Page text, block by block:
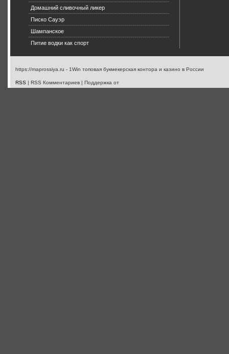
Домашний сливочный ликер
Писко Сауэр
Шампанское
Питие водки как спорт
https://maprossiya.ru - 1Win топовая букмекерская контора и казино в России
RSS | RSS Комментариев | Поддержка от